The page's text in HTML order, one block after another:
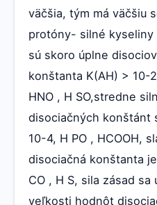
väčšia, tým má väčšiu
protóny- silné
sú skoro úplne
konštanta K(AH) > 10-
HNO , H SO,stredne
disociačných konštánt
10-4, H PO , HCOOH,
disociačná konštanta
CO , H S, sila zásad sa
veľkosti hodnôt